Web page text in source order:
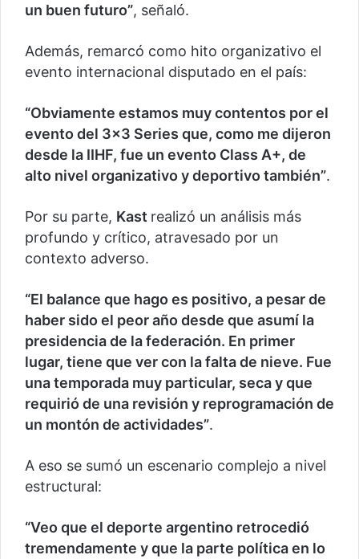
un buen futuro”, señaló.
Además, remarcó como hito organizativo el
evento internacional disputado en el país:
“Obviamente estamos muy contentos por el
evento del 3×3 Series que, como me dijeron
desde la IIHF, fue un evento Class A+, de
alto nivel organizativo y deportivo también”.
Por su parte, Kast realizó un análisis más
profundo y crítico, atravesado por un
contexto adverso.
“El balance que hago es positivo, a pesar de
haber sido el peor año desde que asumí la
presidencia de la federación. En primer
lugar, tiene que ver con la falta de nieve. Fue
una temporada muy particular, seca y que
requirió de una revisión y reprogramación de
un montón de actividades”.
A eso se sumó un escenario complejo a nivel
estructural:
“Veo que el deporte argentino retrocedió
tremendamente y que la parte política en lo